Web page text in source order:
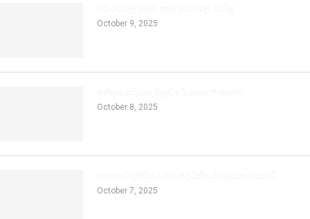
October 9, 2025
October 8, 2025
October 7, 2025